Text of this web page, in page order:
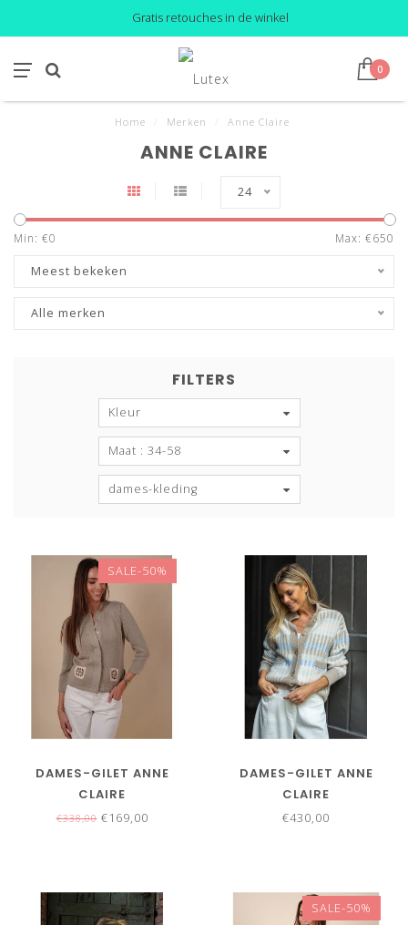
Gratis retouches in de winkel
0
Home Merken Anne Claire
ANNE CLAIRE
24
Min: €0 Max: €650
Meest bekeken
Alle merken
FILTERS
Kleur
Maat : 34-58
dames-kleding
SALE-50%
DAMES-GILET ANNE
CLAIRE
€338,00€169,00
DAMES-GILET ANNE
CLAIRE
€430,00
SALE-50%